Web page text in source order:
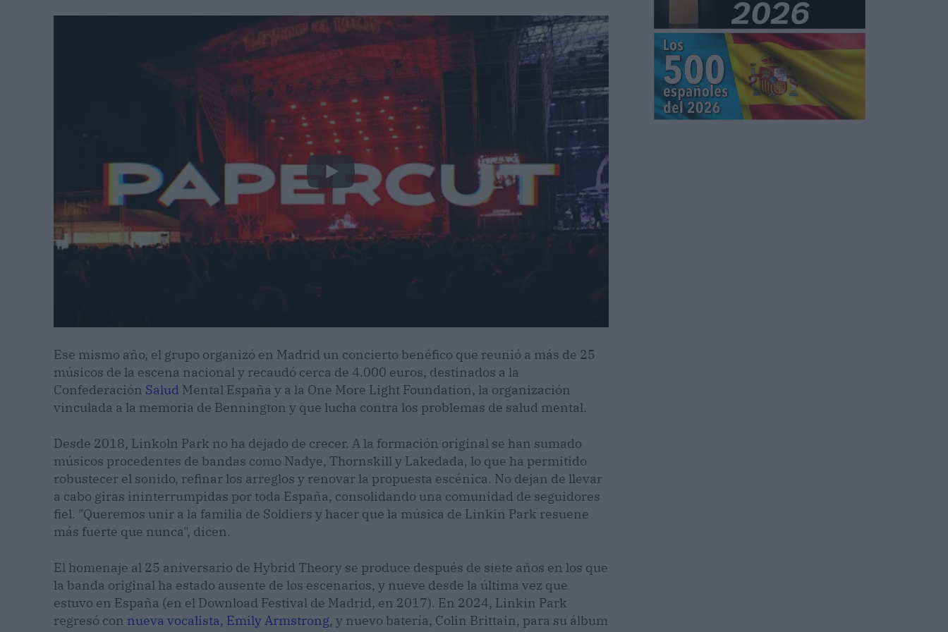
Ese mismo año, el grupo organizó en Madrid un concierto benéfico que reunió a más de 25
músicos de la escena nacional y recaudó cerca de 4.000 euros, destinados a la
Confederación Salud Mental España y a la One More Light Foundation, la organización
vinculada a la memoria de Bennington y que lucha contra los problemas de salud mental.
Desde 2018, Linkoln Park no ha dejado de crecer. A la formación original se han sumado
músicos procedentes de bandas como Nadye, Thornskill y Lakedada, lo que ha permitido
robustecer el sonido, refinar los arreglos y renovar la propuesta escénica. No dejan de llevar
a cabo giras ininterrumpidas por toda España, consolidando una comunidad de seguidores
fiel. "Queremos unir a la familia de Soldiers y hacer que la música de Linkin Park resuene
más fuerte que nunca", dicen.
El homenaje al 25 aniversario de Hybrid Theory se produce después de siete años en los que
la banda original ha estado ausente de los escenarios, y nueve desde la última vez que
estuvo en España (en el Download Festival de Madrid, en 2017). En 2024, Linkin Park
regresó con nueva vocalista, Emily Armstrong, y nuevo batería, Colin Brittain, para su álbum